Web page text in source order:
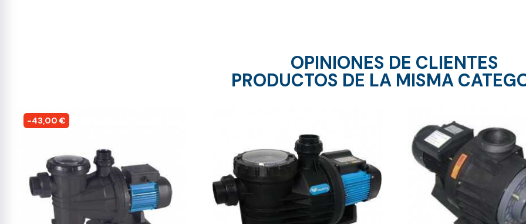
OPINIONES DE CLIENTES
PRODUCTOS DE LA MISMA
-43,00 €